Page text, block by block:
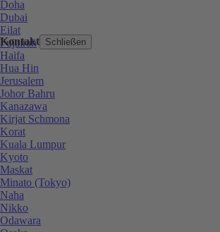
Kontakt Schließen
Doha
Dubai
Eilat
Fujairah
Haifa
Hua Hin
Jerusalem
Johor Bahru
Kanazawa
Kirjat Schmona
Korat
Kuala Lumpur
Kyoto
Maskat
Minato (Tokyo)
Naha
Nikko
Odawara